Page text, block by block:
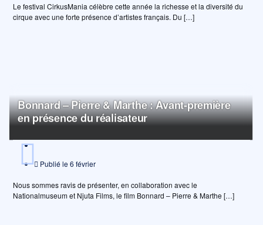
Le festival CirkusMania célèbre cette année la richesse et la diversité du
cirque avec une forte présence d’artistes français. Du […]
Bonnard – Pierre & Marthe : Avant-première
en présence du réalisateur
Publié le 6 février
Nous sommes ravis de présenter, en collaboration avec le
Nationalmuseum et Njuta Films, le film Bonnard – Pierre & Marthe […]